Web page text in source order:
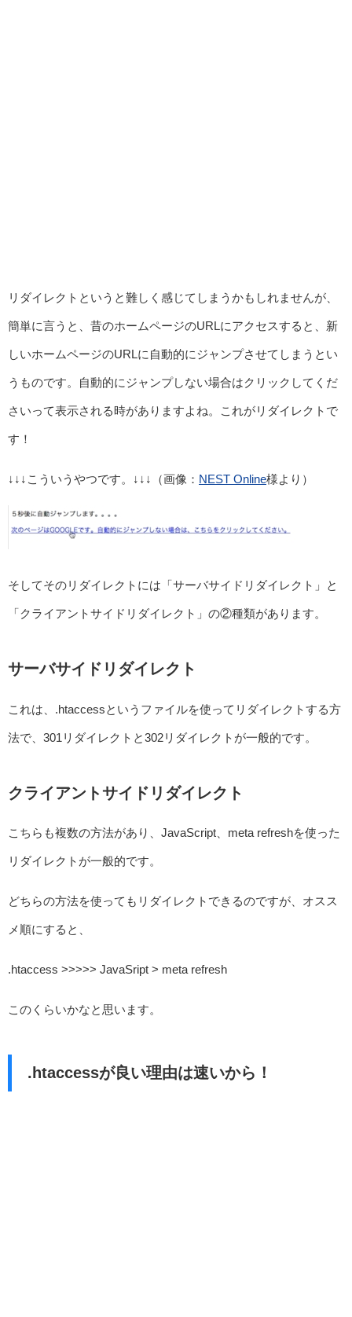
リダイレクトというと難しく感じてしまうかもしれませんが、
簡単に言うと、昔のホームページのURLにアクセスすると、新
しいホームページのURLに自動的にジャンプさせてしまうとい
うものです。自動的にジャンプしない場合はクリックしてくだ
さいって表示される時がありますよね。これがリダイレクトで
す！
↓↓↓こういうやつです。↓↓↓（画像： NEST Online様より）
そしてそのリダイレクトには「サーバサイドリダイレクト」と
「クライアントサイドリダイレクト」の②種類があります。
サーバサイドリダイレクト
これは、.htaccessというファイルを使ってリダイレクトする方
法で、301リダイレクトと302リダイレクトが一般的です。
クライアントサイドリダイレクト
こちらも複数の方法があり、JavaScript、meta refreshを使った
リダイレクトが一般的です。
どちらの方法を使ってもリダイレクトできるのですが、オスス
メ順にすると、
.htaccess >>>>> JavaSript > meta refresh
このくらいかなと思います。
.htaccessが良い理由は速いから！